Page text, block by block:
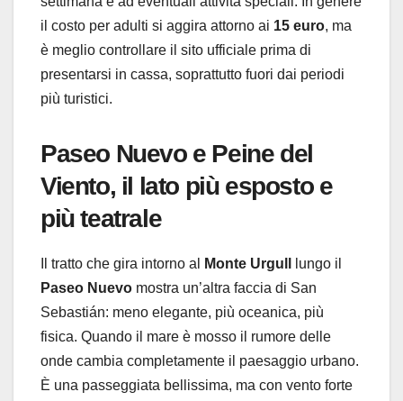
il costo per adulti si aggira attorno ai 15 euro, ma
è meglio controllare il sito ufficiale prima di
presentarsi in cassa, soprattutto fuori dai periodi
più turistici.
Paseo Nuevo e Peine del
Viento, il lato più esposto e
più teatrale
Il tratto che gira intorno al Monte Urgull
lungo il
Paseo Nuevo mostra un’altra faccia di San
Sebastián: meno elegante, più oceanica, più
fisica. Quando il mare è mosso il rumore delle
onde cambia completamente il paesaggio urbano.
È una passeggiata bellissima, ma con vento forte